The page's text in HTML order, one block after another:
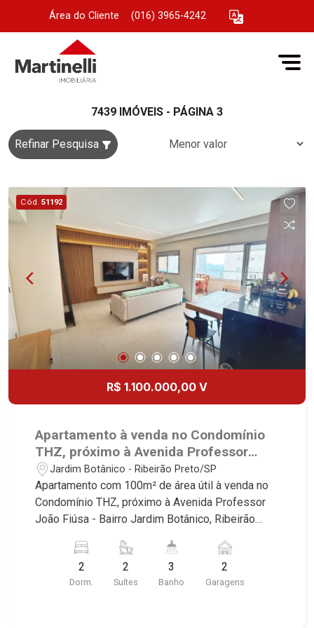
Área do Cliente (016) 3965-4242
7439 IMÓVEIS - PÁGINA 3
Refinar Pesquisa
Cód. 51192
R$ 1.100.000,00 V
Apartamento à venda no Condomínio
THZ, próximo à Avenida Professor
João Fiúsa - Ribeirão Preto/SP.
Jardim Botânico - Ribeirão Preto/SP
Apartamento com 100m² de área útil à venda no
Condomínio THZ, próximo à Avenida Professor
João Fiúsa - Bairro Jardim Botânico, Ribeirão
imóvel que a Martinelli Imobiliária selecionou
para você: - 100m² de área útil - 2 suítes com
armários e ar-condicionado - Lavabo - Sala 2
2
Dorm.
2
Suítes
3
Banho
2
Garagens